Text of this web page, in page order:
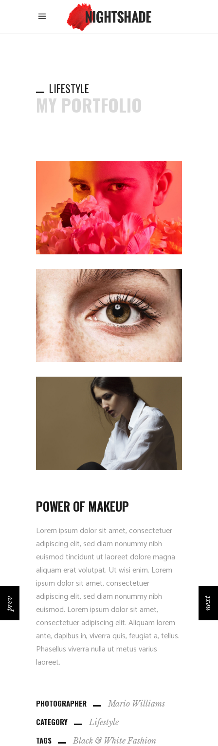
LIFESTYLE
MY PORTFOLIO
POWER OF MAKEUP
Lorem ipsum dolor sit amet, consectetuer
adipiscing elit, sed diam nonummy nibh
euismod tincidunt ut laoreet dolore magna
aliquam erat volutpat. Ut wisi enim. Lorem
ipsum dolor sit amet, consectetuer
adipiscing elit, sed diam nonummy nibh
euismod. Lorem ipsum dolor sit amet,
consectetuer adipiscing elit. Aliquam lorem
ante, dapibus in, viverra quis, feugiat a, tellus.
Phasellus viverra nulla ut metus varius
laoreet.
PHOTOGRAPHER Mario Williams
CATEGORY Lifestyle
TAGS Black & White Fashion
prev next